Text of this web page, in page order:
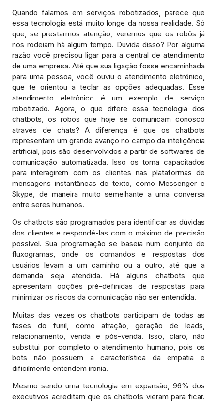
Quando falamos em serviços robotizados, parece que
essa tecnologia está muito longe da nossa realidade. Só
que, se prestarmos atenção, veremos que os robôs já
nos rodeiam há algum tempo. Duvida disso? Por alguma
razão você precisou ligar para a central de atendimento
de uma empresa. Até que sua ligação fosse encaminhada
para uma pessoa, você ouviu o atendimento eletrônico,
que te orientou a teclar as opções adequadas. Esse
atendimento eletrônico é um exemplo de serviço
robotizado. Agora, o que difere essa tecnologia dos
chatbots, os robôs que hoje se comunicam conosco
através de chats? A diferença é que os chatbots
representam um grande avanço no campo da inteligência
artificial, pois são desenvolvidos a partir de softwares de
comunicação automatizada. Isso os torna capacitados
para interagirem com os clientes nas plataformas de
mensagens instantâneas de texto, como Messenger e
Skype, de maneira muito semelhante a uma conversa
entre seres humanos.
Os chatbots são programados para identificar as dúvidas
dos clientes e respondê-las com o máximo de precisão
possível. Sua programação se baseia num conjunto de
fluxogramas, onde os comandos e respostas dos
usuários levam a um caminho ou a outro, até que a
demanda seja atendida. Há alguns chatbots que
apresentam opções pré-definidas de respostas para
minimizar os riscos da comunicação não ser entendida.
Muitas das vezes os chatbots participam de todas as
fases do funil, como atração, geração de leads,
relacionamento, venda e pós-venda. Isso, claro, não
substitui por completo o atendimento humano, pois os
bots não possuem a característica da empatia e
dificilmente entendem ironia.
Mesmo sendo uma tecnologia em expansão, 96% dos
executivos acreditam que os chatbots vieram para ficar.